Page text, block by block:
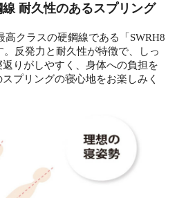
耐久性のあるスプリング
高クラスの硬鋼線である「SWRH8
反発力と耐久性が特徴で、しっ
りがしやすく、身体への負担を
プリングの寝心地をお楽しみく